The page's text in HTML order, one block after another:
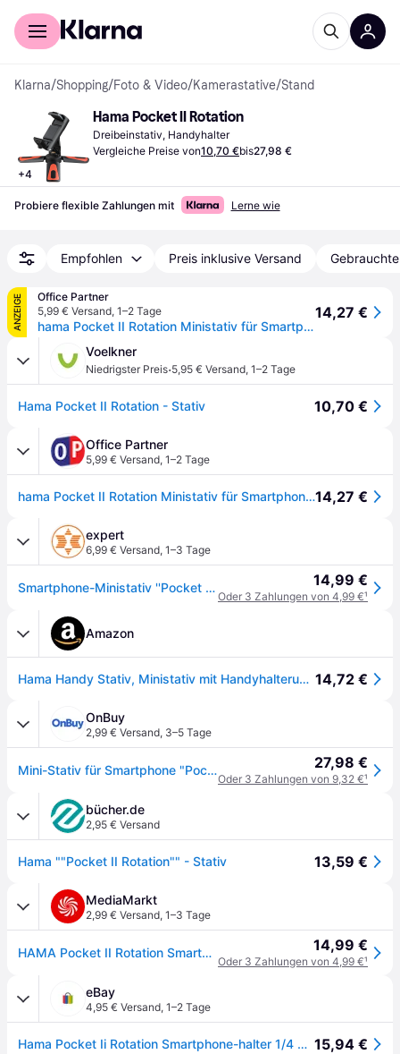
Für Shopper
Klarna/Shopping/Foto & Video/Kamerastative/Stand
+4
Hama Pocket II Rotation
Dreibeinstativ, Handyhalter
Vergleiche Preise von10,70 €bis27,98 €
Probiere flexible Zahlungen mit Lerne wie
Empfohlen Preis inklusive Versand
ANZEIGE
Office Partner
5,99 € Versand, 1–2 Tage
hama Pocket II Rotation Ministativ für Smartphones schwarz, rot.
14,27 €
Voelkner
Niedrigster Preis·5,95 € Versand, 1–2 Tage
Hama Pocket II Rotation - Stativ 10,70 €
Office Partner
5,99 € Versand, 1–2 Tage
hama Pocket II Rotation Ministativ für Smartphones schwarz, rot.14,27 €
expert
6,99 € Versand, 1–3 Tage
Smartphone-Ministativ ''Pocket II Rotation'' (00004649) 14,99 €
Oder 3 Zahlungen von 4,99 €¹
Amazon
Hama Handy Stativ, Ministativ mit Handyhalterung, Reisestativ, Ministativ 14,72 €
OnBuy
2,99 € Versand, 3–5 Tage
Mini-Stativ für Smartphone "Pocket II Rotation" 27,98 €
Oder 3 Zahlungen von 9,32 €¹
bücher.de
2,95 € Versand
Hama ""Pocket II Rotation"" - Stativ 13,59 €
MediaMarkt
2,99 € Versand, 1–3 Tage
HAMA Pocket II Rotation Smartphone-Ministativ Rot/Schwarz 14,99 €
Oder 3 Zahlungen von 4,99 €¹
eBay
4,95 € Versand, 1–2 Tage
Hama Pocket Ii Rotation Smartphone-halter 1/4 Zoll Arbeitshöhe=15 Cm Schwarz, 15,94 €